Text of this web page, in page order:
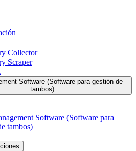
Collector
Scraper
Software (Software para gestión de
tambos)
Software (Software para
tambos)